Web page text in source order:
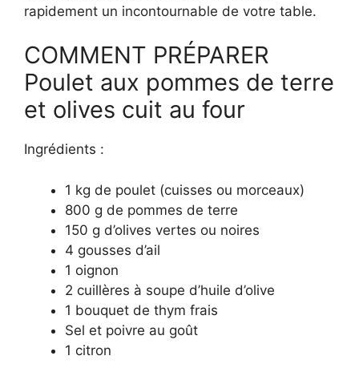
rapidement un incontournable de votre table.
COMMENT PRÉPARER
Poulet aux pommes de terre
et olives cuit au four
Ingrédients :
1 kg de poulet (cuisses ou morceaux)
800 g de pommes de terre
150 g d’olives vertes ou noires
4 gousses d’ail
1 oignon
2 cuillères à soupe d’huile d’olive
1 bouquet de thym frais
Sel et poivre au goût
1 citron